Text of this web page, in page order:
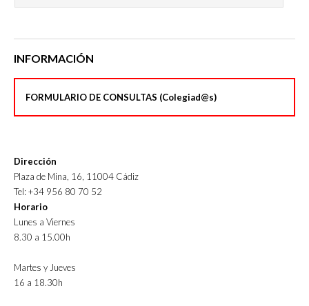
INFORMACIÓN
FORMULARIO DE CONSULTAS (Colegiad@s)
Dirección
Plaza de Mina, 16, 11004 Cádiz
Tel: +34 956 80 70 52
Horario
Lunes a Viernes
8.30 a 15.00h
Martes y Jueves
16 a 18.30h